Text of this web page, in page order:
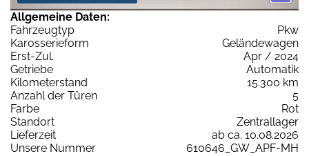
Allgemeine Daten:
Fahrzeugtyp
Pkw
Karosserieform
Geländewagen
Erst-Zul.
Apr / 2024
Getriebe
Automatik
Kilometerstand
15.300 km
Anzahl der Türen
5
Farbe
Rot
Standort
Zentrallager
Lieferzeit
ab ca. 10.08.2026
Unsere Nummer
610646_GW_APF-MH